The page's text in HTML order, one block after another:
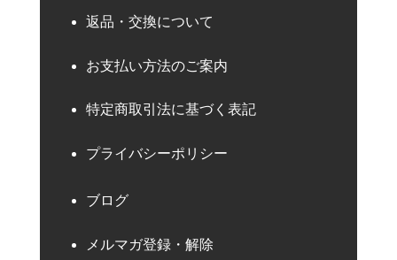
返品・交換について
お支払い方法のご案内
特定商取引法に基づく表記
プライバシーポリシー
ブログ
メルマガ登録・解除